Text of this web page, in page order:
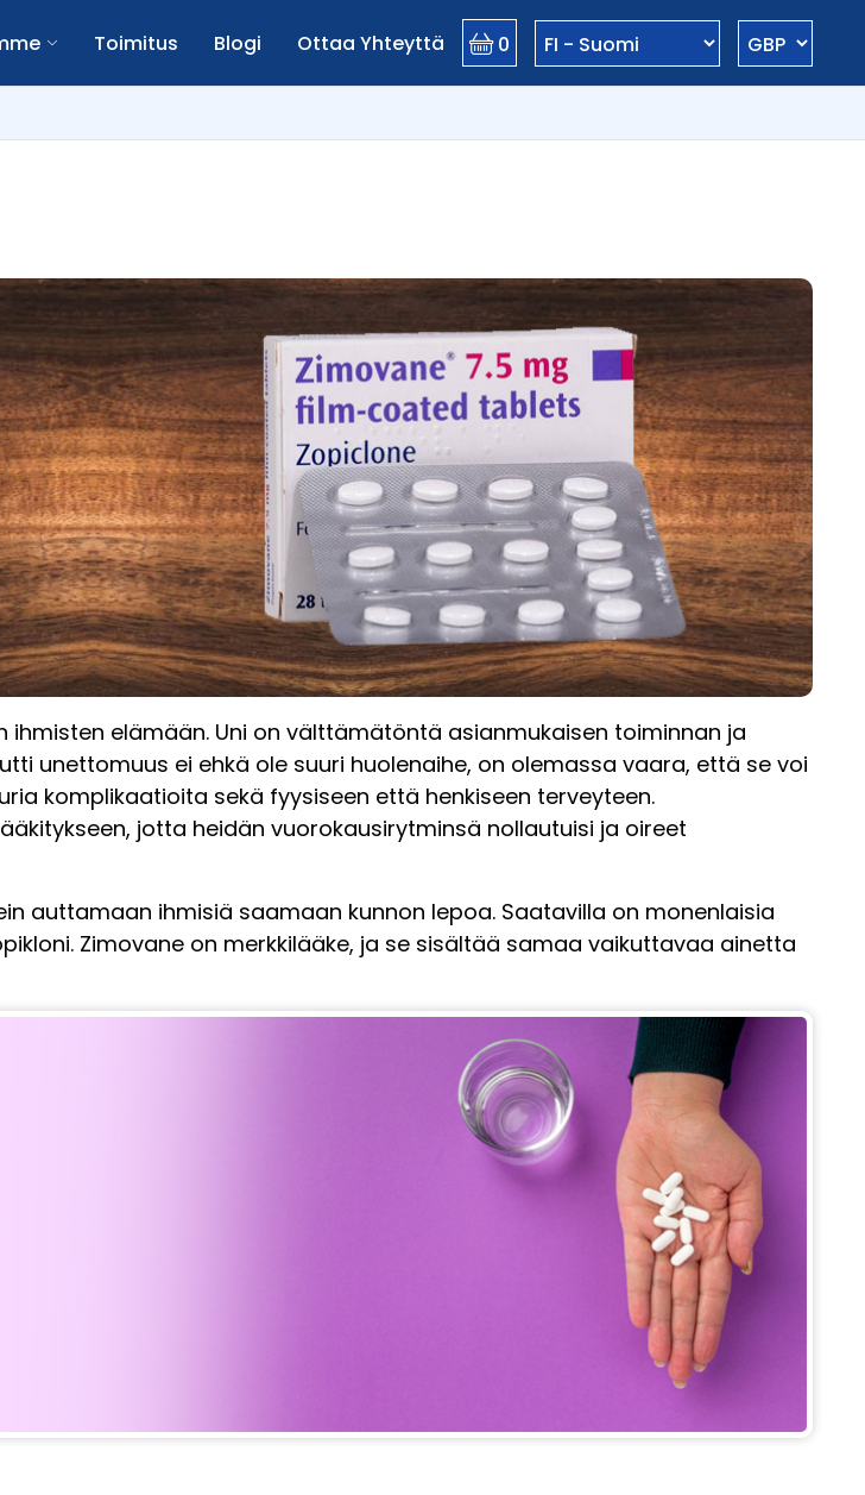
Toimitus Blogi Ottaa Yhteyttä 0
elämään. Uni on välttämätöntä asianmukaisen toiminnan ja
unettomuus ei ehkä ole suuri huolenaihe, on olemassa vaara, että se voi
komplikaatioita sekä fyysiseen että henkiseen terveyteen.
jotta heidän vuorokausirytminsä nollautuisi ja oireet
auttamaan ihmisiä saamaan kunnon lepoa. Saatavilla on monenlaisia
Zimovane on merkkilääke, ja se sisältää samaa vaikuttavaa ainetta